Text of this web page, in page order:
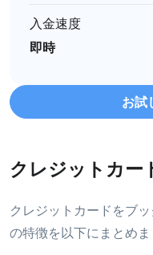
入金速度
即時
お試
クレジットカー
クレジットカードをブ
の特徴を以下にまとめま